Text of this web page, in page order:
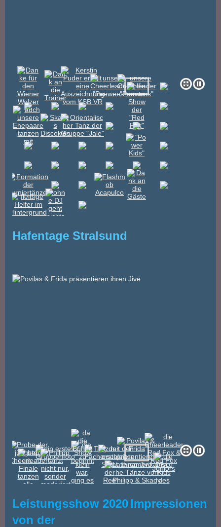
Hafentage Stralsund
Leistungsshow 2020Impressionen
von der